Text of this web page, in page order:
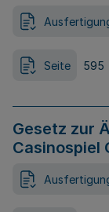
Seite 595
Gesetz zur
Casinospiel